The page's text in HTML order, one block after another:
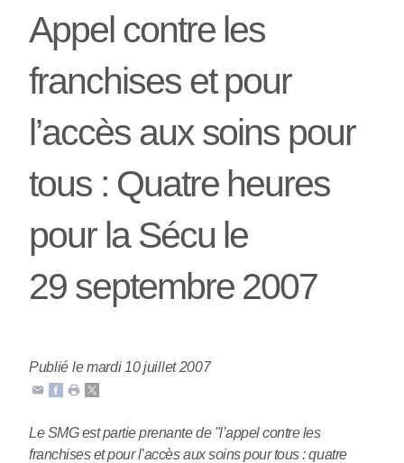
Appel contre les
franchises et pour
l’accès aux soins pour
tous : Quatre heures
pour la Sécu le
29 septembre 2007
Publié le mardi 10 juillet 2007
Le SMG est partie prenante de "l’appel contre les
franchises et pour l’accès aux soins pour tous : quatre